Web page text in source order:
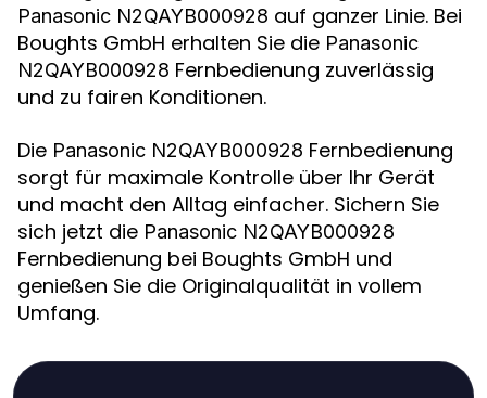
Panasonic N2QAYB000928 auf ganzer Linie. Bei
Boughts GmbH erhalten Sie die Panasonic
N2QAYB000928 Fernbedienung zuverlässig
und zu fairen Konditionen.
Die Panasonic N2QAYB000928 Fernbedienung
sorgt für maximale Kontrolle über Ihr Gerät
und macht den Alltag einfacher. Sichern Sie
sich jetzt die Panasonic N2QAYB000928
Fernbedienung bei Boughts GmbH und
genießen Sie die Originalqualität in vollem
Umfang.